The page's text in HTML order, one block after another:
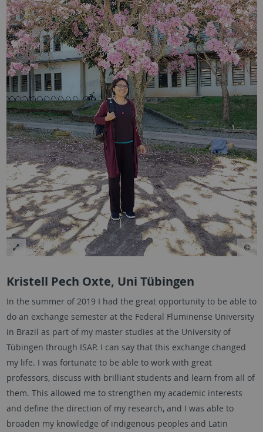
Kristell Pech Oxte, Uni Tübingen
In the summer of 2019 I had the great opportunity to be able to
do an exchange semester at the Federal Fluminense University
in Brazil as part of my master studies at the University of
Tübingen through ISAP. I can say that this exchange changed
my life. I was fortunate to be able to work with great
professors, discuss with brilliant students and learn from all of
them. This allowed me to strengthen my academic interests
and define the direction of my research, and I was able to
broaden my knowledge of indigenous peoples and Latin